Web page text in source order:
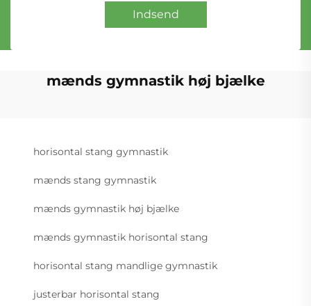
Indsend
mænds gymnastik høj bjælke
horisontal stang gymnastik
mænds stang gymnastik
mænds gymnastik høj bjælke
mænds gymnastik horisontal stang
horisontal stang mandlige gymnastik
justerbar horisontal stang